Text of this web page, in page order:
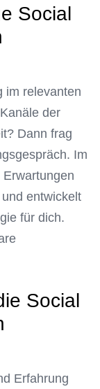
Social
im relevanten
der
Dann frag
Im
entwickelt
für dich.
Social
Erfahrung